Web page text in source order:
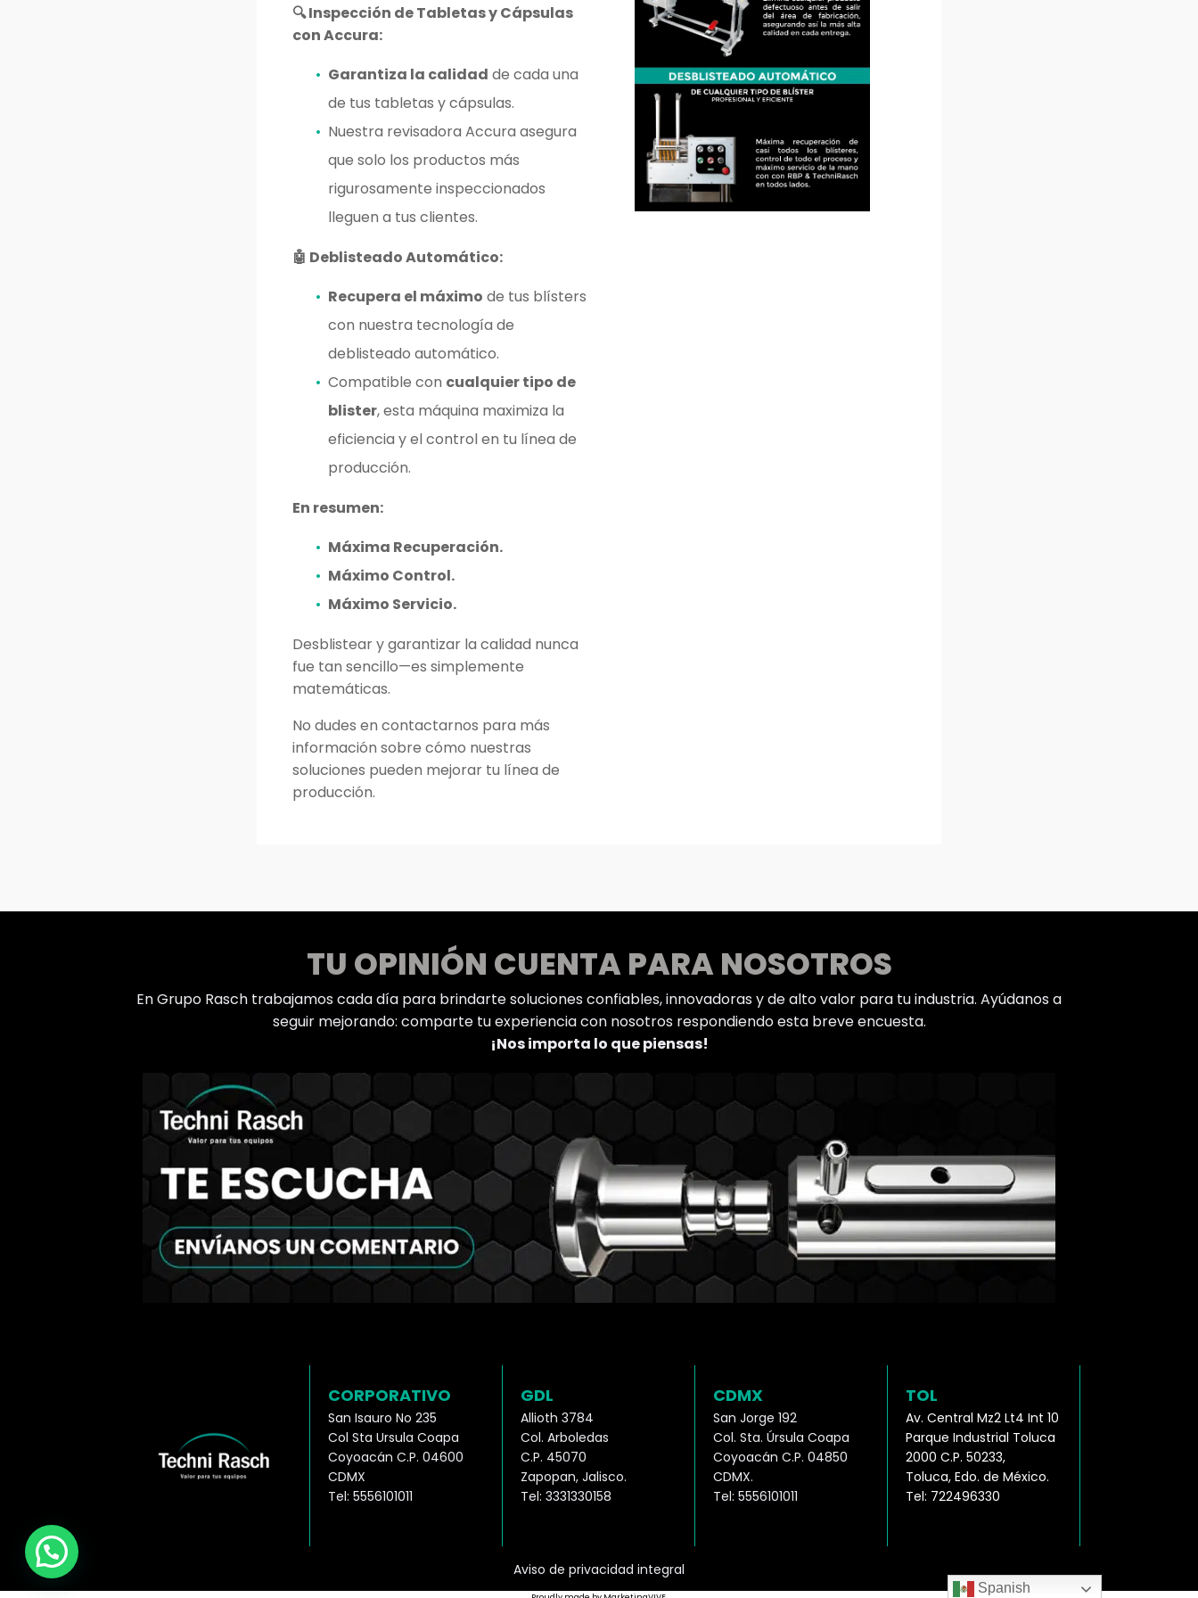
🔍 Inspección de Tabletas y Cápsulas
con Accura:
Garantiza la calidad de cada una
de tus tabletas y cápsulas.
Nuestra revisadora Accura asegura
que solo los productos más
rigurosamente inspeccionados
lleguen a tus clientes.
🤖 Deblisteado Automático:
Recupera el máximo de tus blísters
con nuestra tecnología de
deblisteado automático.
Compatible con cualquier tipo de
blister, esta máquina maximiza la
eficiencia y el control en tu línea de
producción.
En resumen:
Máxima Recuperación.
Máximo Control.
Máximo Servicio.
Desblistear y garantizar la calidad nunca
fue tan sencillo—es simplemente
matemáticas.
No dudes en contactarnos para más
información sobre cómo nuestras
soluciones pueden mejorar tu línea de
producción.
TU OPINIÓN CUENTA PARA NOSOTROS
En Grupo Rasch trabajamos cada día para brindarte soluciones confiables, innovadoras y de alto valor para tu industria. Ayúdanos a
seguir mejorando: comparte tu experiencia con nosotros respondiendo esta breve encuesta.
¡Nos importa lo que piensas!
CORPORATIVO
San Isauro No 235
Col Sta Ursula Coapa
Coyoacán C.P. 04600
CDMX
Tel: 5556101011
GDL
Allioth 3784
Col. Arboledas
C.P. 45070
Zapopan, Jalisco.
Tel: 3331330158
CDMX
San Jorge 192
Col. Sta. Úrsula Coapa
Coyoacán C.P. 04850
CDMX.
Tel: 5556101011
TOL
Av. Central Mz2 Lt4 Int 10
Parque Industrial Toluca
2000 C.P. 50233,
Toluca, Edo. de México.
Tel: 722496330
Aviso de privacidad integral
Spanish